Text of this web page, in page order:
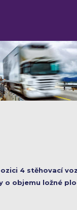
4 stěhovací
o objemu ložné